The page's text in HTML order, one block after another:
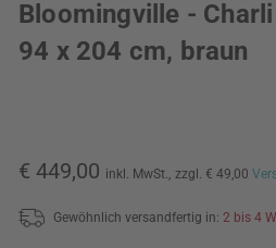
Bloomingville -
94 x 204 cm, braun
€ 449,00 inkl. MwSt., zzgl. € 49,00
Gewöhnlich versandfertig in: 2 bis 4